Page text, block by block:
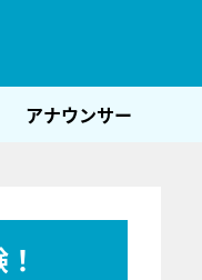
アナウンサー